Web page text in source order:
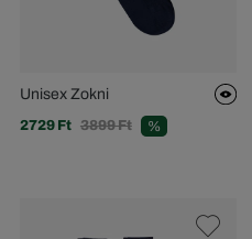
Unisex Zokni
2729 Ft 3899 Ft %